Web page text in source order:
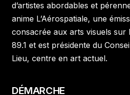
d’artistes abordables et
anime L’Aérospatiale, une
consacrée aux arts visuels sur
89.1 et est présidente du
Lieu, centre en art actuel.
DÉMARCHE